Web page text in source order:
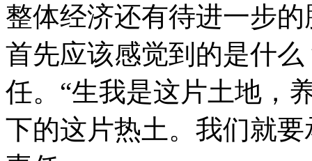
整体经济还有待进一步
首先应该感觉到的是什
任。“生我是这片土地，
下的这片热土。我们就